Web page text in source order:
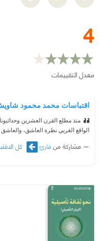
4
معدل التقييمات
اقتباسات محمد محمود
منذ مطلع القرن العشرين
الواقع الغربي نظرة العاشق، والعاشق
مشاركة منقارئ كل